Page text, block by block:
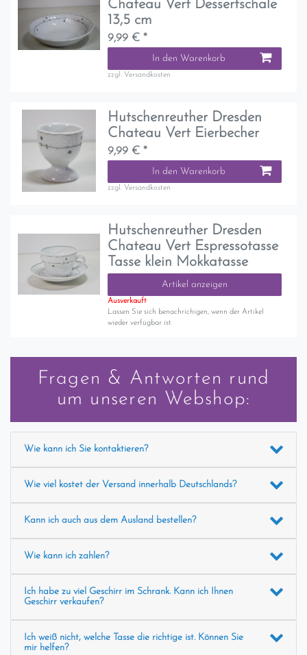
Chateau Vert Dessertschale
13,5 cm
9,99 € *
In den Warenkorb
zzgl. Versandkosten
Hutschenreuther Dresden
Chateau Vert Eierbecher
9,99 € *
In den Warenkorb
zzgl. Versandkosten
Hutschenreuther Dresden
Chateau Vert Espressotasse
Tasse klein Mokkatasse
Artikel anzeigen
Ausverkauft
Lassen Sie sich benachrichigen, wenn der Artikel
wieder verfügbar ist.
Fragen & Antworten rund
um unseren Webshop:
Wie kann ich Sie kontaktieren?
Wie viel kostet der Versand innerhalb Deutschlands?
Kann ich auch aus dem Ausland bestellen?
Wie kann ich zahlen?
Ich habe zu viel Geschirr im Schrank. Kann ich Ihnen
Geschirr verkaufen?
Ich weiß nicht, welche Tasse die richtige ist. Können Sie
mir helfen?